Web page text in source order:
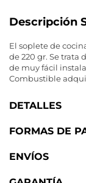
Descripción
El soplete de
de 220 gr. Se trata
de muy fácil
Combustible
DETALLES
FORMAS DE
ENVÍOS